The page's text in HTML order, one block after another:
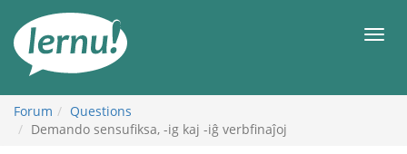
contenu
Forum
Questions
Demando sensufiksa, -ig kaj -iĝ verbfinaĵoj